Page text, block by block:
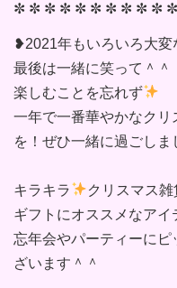
✼ ✼ ✼ ✼ ✼ ✼ ✼ ✼ ✼ ✼
❥2021年もいろいろ大変
最後は一緒に笑って＾＾
楽しむことを忘れず
一年で一番華やかなクリ
を！ぜひ一緒に過ごしま
キラキラ
クリスマス雑
ギフトにオススメなアイ
忘年会やパーティーに
ざいます＾＾